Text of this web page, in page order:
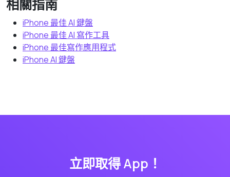
相關指南
iPhone 最佳 AI 鍵盤
iPhone 最佳 AI 寫作工具
iPhone 最佳寫作應用程式
iPhone AI 鍵盤
立即取得 App！